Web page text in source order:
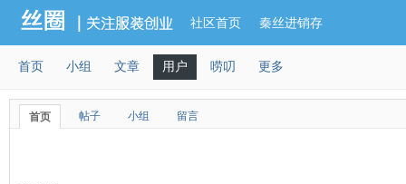
社区首页 秦丝进销存
首页 小组 文章 用户 唠叨 更多
首页 帖子 小组 留言